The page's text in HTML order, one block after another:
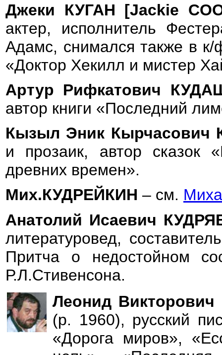
Джеки КУГАН [Jackie
актер, исполнитель
Адамс, снимался также в
«Доктор Хекилл и мистер
Артур Рифкатович
автор книги «Последний
Кызыл Эник
и прозаик, автор сказок
древних времен».
Мих.КУДРЕЙКИН – см.
Анатолий Исаевич
литературовед,
Притча о недостойном
Р.Л.Стивенсона.
Леонид
(р. 1960), русский
«Дорога миров»,